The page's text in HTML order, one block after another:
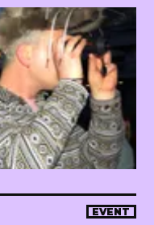
EVENT